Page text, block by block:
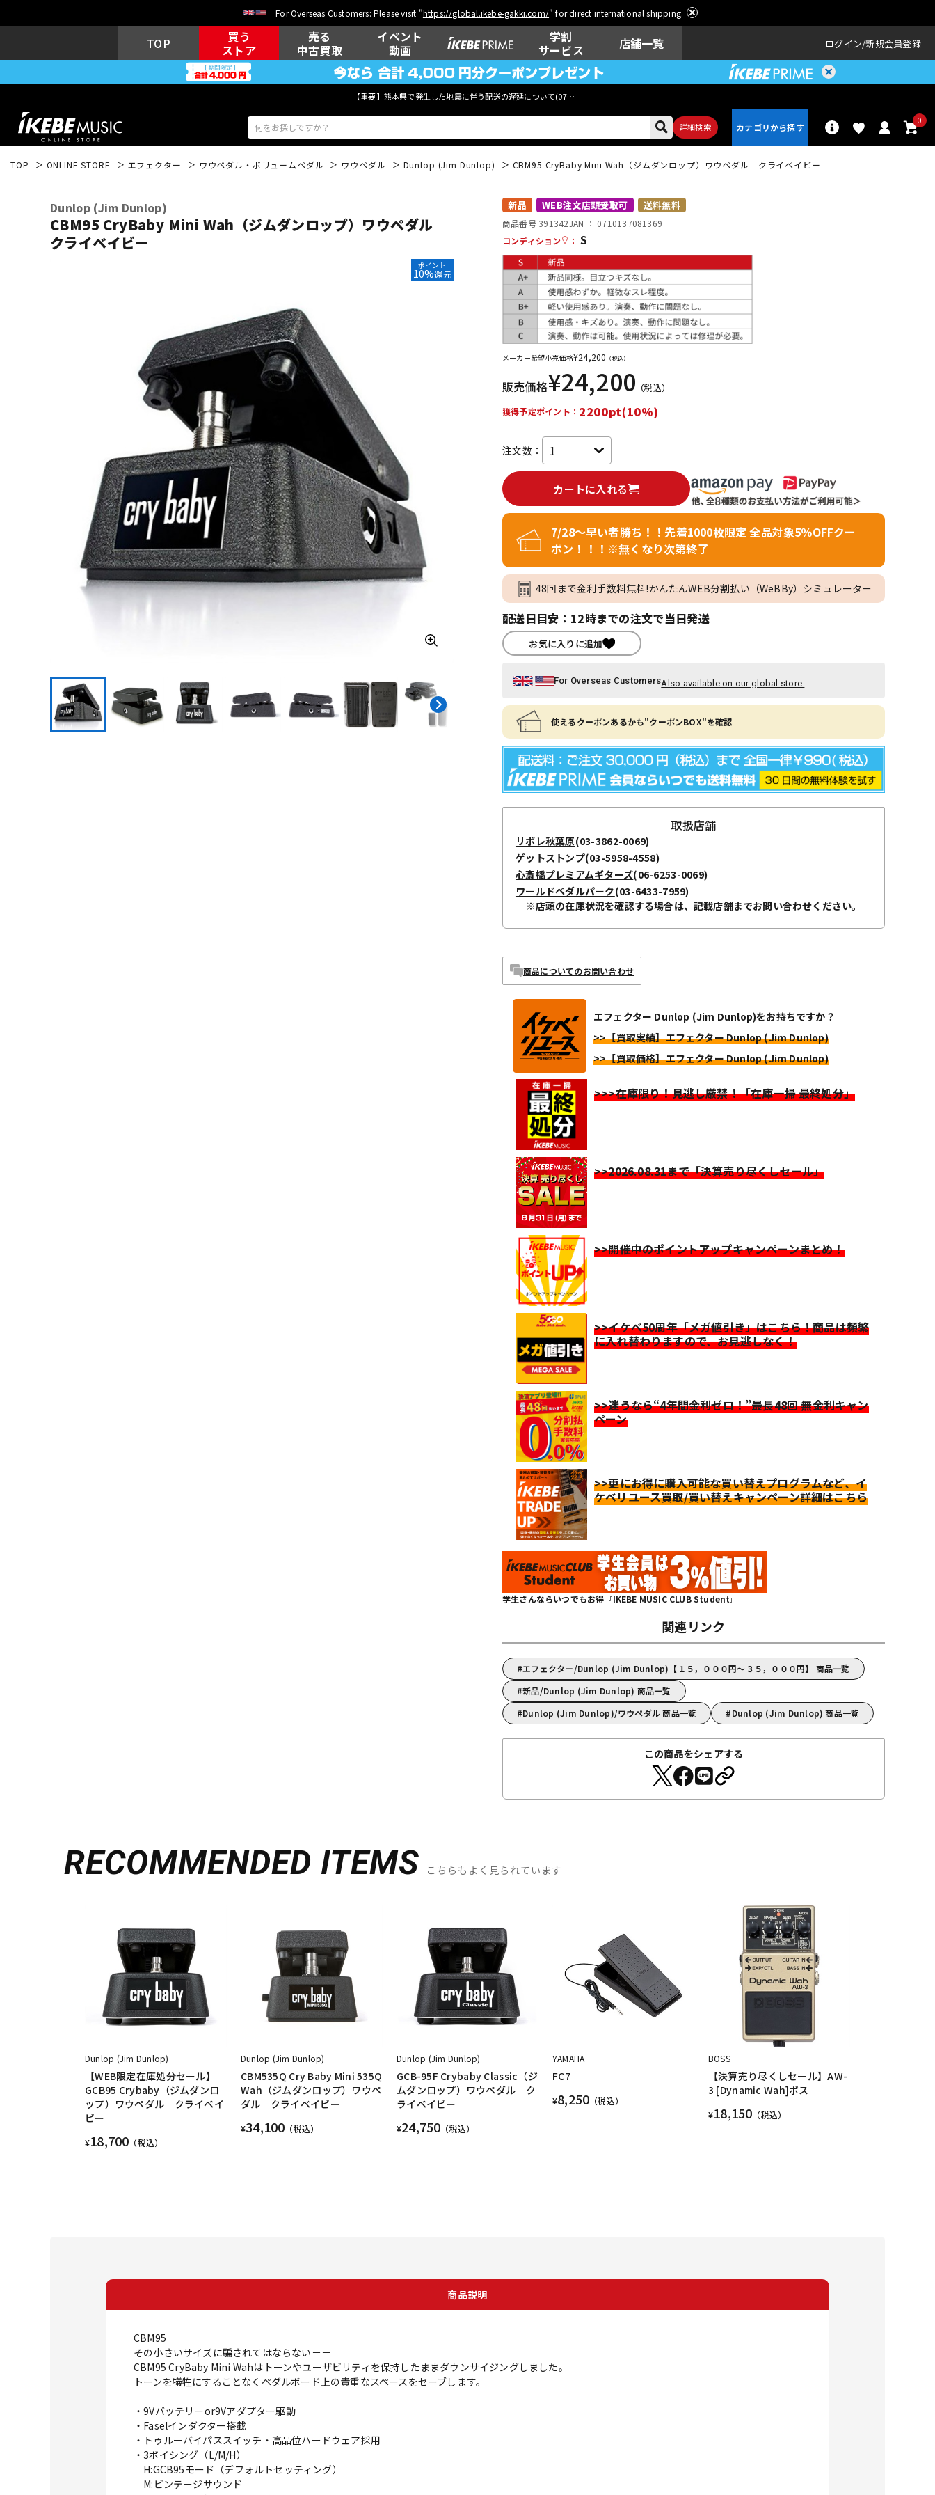
For Overseas Customers: Please visit "https://global.ikebe-gakki.com/" for direct international shipping.
TOP
買う
ストア
売る
中古買取
イベント
動画
学割
サービス
店舗一覧 ログイン 新規会員登録
【重要】熊本県で発生した地震に伴う配送の遅延について(07月29日
詳細検索
0
エレキギター ウクレレ ドラム
管楽器 その他楽器
DTM レコーディン
グ機器
配信/ライブ
機器
ヴィンテージ
TOP ONLINE STORE エフェクター ワウペダル・ボリュームペダル ワウペダル Dunlop (Jim Dunlop) CBM95 CryBaby Mini Wah（ジムダンロップ）ワウペダル クライベイビー
Dunlop (Jim Dunlop)
CBM95 CryBaby Mini Wah（ジムダンロップ）ワウペダル
クライベイビー
ポイント
10%還元
新品 WEB注文店頭受取可 送料無料
商品番号 391342JAN ： 0710137081369
コンディション
： S
メーカー希望小売価格¥24,200 （税込）
販売価格¥24,200 （税込）
獲得予定ポイント： 2200pt(10%)
注文数：
カートに入れる
7/28～早い者勝ち！！先着1000枚限定 全品対象5％OFFクー
ポン！！！※無くなり次第終了
48回まで金利手数料無料!かんたんWEB分割払い（WeBBy）シミュレーター
配送日目安：12時までの注文で当日発送
お気に入りに追加
For Overseas CustomersAlso available on our global store.
使えるクーポンあるかも"クーポンBOX"を確認
取扱店舗
リボレ秋葉原(03-3862-0069)
ゲットストンプ(03-5958-4558)
心斎橋プレミアムギターズ(06-6253-0069)
ワールドペダルパーク(03-6433-7959)
※店頭の在庫状況を確認する場合は、記載店舗までお問い合わせください。
商品についてのお問い合わせ
エフェクター Dunlop (Jim Dunlop)をお持ちですか？
>>【買取実績】エフェクター Dunlop (Jim Dunlop)
>>【買取価格】エフェクター Dunlop (Jim Dunlop)
>>>在庫限り！見逃し厳禁！「在庫一掃 最終処分」
>>2026.08.31まで「決算売り尽くしセール」
>>開催中のポイントアップキャンペーンまとめ！
>>イケベ50周年「メガ値引き」はこちら！商品は頻繁
に入れ替わりますので、お見逃しなく！
>>迷うなら“4年間金利ゼロ！”最長48回 無金利キャン
ペーン
>>更にお得に購入可能な買い替えプログラムなど、イ
ケベリユース買取/買い替えキャンペーン詳細はこちら
学生さんならいつでもお得『IKEBE MUSIC CLUB Student』
関連リンク
エフェクター/Dunlop (Jim Dunlop)【１５，０００円～３５，０００円】 商品一覧
新品/Dunlop (Jim Dunlop) 商品一覧
Dunlop (Jim Dunlop)/ワウペダル 商品一覧
Dunlop (Jim Dunlop) 商品一覧
この商品をシェアする
RECOMMENDED ITEMS こちらもよく見られています
Dunlop (Jim Dunlop)
【WEB限定在庫処分セール】
GCB95 Crybaby（ジムダンロ
ップ）ワウペダル クライベイ
ビー
¥18,700 （税込）
Dunlop (Jim Dunlop)
CBM535Q Cry Baby Mini 535Q
Wah（ジムダンロップ）ワウペ
ダル クライベイビー
¥34,100 （税込）
Dunlop (Jim Dunlop)
GCB-95F Crybaby Classic（ジ
ムダンロップ）ワウペダル ク
ライベイビー
¥24,750 （税込）
YAMAHA
FC7
¥8,250 （税込）
BOSS
【決算売り尽くしセール】AW-
3 [Dynamic Wah]ボス
¥18,150 （税込）
商品説明
CBM95
その小さいサイズに騙されてはならない－－
CBM95 CryBaby Mini Wahはトーンやユーザビリティを保持したままダウンサイジングしました。
トーンを犠牲にすることなくペダルボード上の貴重なスペースをセーブします。
・9Vバッテリーor9Vアダプター駆動
・Faselインダクター搭載
・トゥルーバイパススイッチ・高品位ハードウェア採用
・3ボイシング（L/M/H）
H:GCB95モード（デフォルトセッティング）
M:ビンテージサウンド